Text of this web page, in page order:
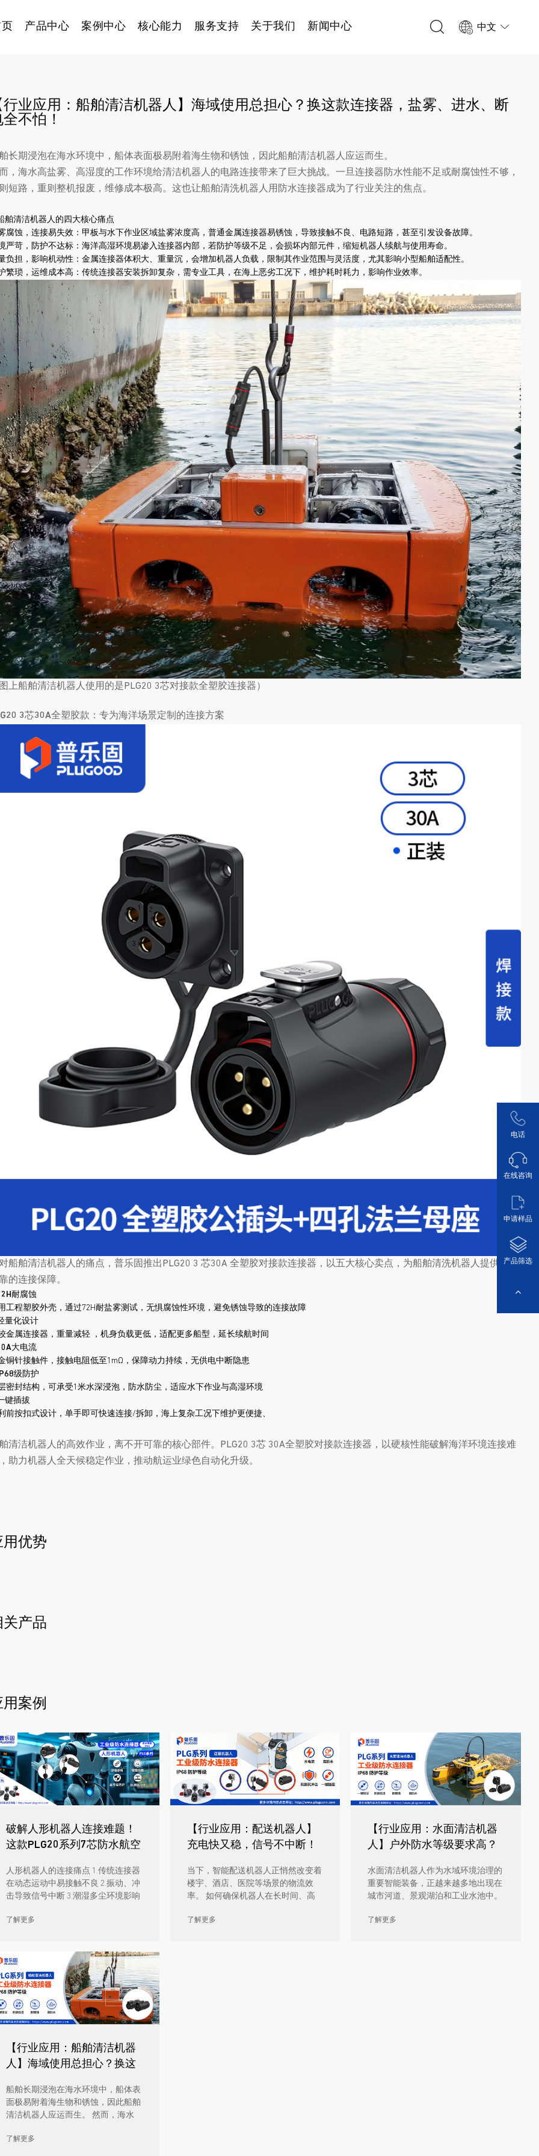
中文
产品中心 案例中心 核心能力 服务支持 关于我们 新闻中心
行业应用：船舶清洁机器人】海域使用总担心？换这款连接器，盐雾、进水、断
不怕！
长期浸泡在海水环境中，船体表面极易附着海生物和锈蚀，因此船舶清洁机器人应运而生。
，海水高盐雾、高湿度的工作环境给清洁机器人的电路连接带来了巨大挑战。一旦连接器防水性能不足或耐腐蚀性不够，
短路，重则整机报废，维修成本极高。这也让船舶清洗机器人用防水连接器成为了行业关注的焦点。
舶清洁机器人的四大核心痛点
腐蚀，连接易失效 ：甲板与水下作业区域盐雾浓度高，普通金属连接器易锈蚀，导致接触不良、电路短路，甚至引发设备故障。
严苛，防护不达标 ：海洋高湿环境易渗入连接器内部，若防护等级不足，会损坏内部元件，缩短机器人续航与使用寿命。
负担，影响机动性 ：金属连接器体积大、重量沉，会增加机器人负载，限制其作业范围与灵活度，尤其影响小型船舶适配性。
繁琐，运维成本高 ：传统连接器安装拆卸复杂，需专业工具，在海上恶劣工况下，维护耗时耗力，影响作业效率。
上船舶清洁机器人使用的是PLG20 3芯对接款全塑胶连接器）
3芯30A全塑胶款： 专为海洋场景定制的连接方案
船舶清洁机器人的痛点，普乐固推出PLG20 3 芯30A 全塑胶对接款连接器，以五大核心卖点，为船舶清洗机器人提供稳定
的连接保障。
耐腐蚀
工程塑胶外壳，通过72H耐盐雾测试，无惧腐蚀性环境，避免锈蚀导致的连接故障
量化设计
金属连接器，重量减轻 ，机身负载更低，适配更多船型，延长续航时间
大电流
铜针接触件，接触电阻低至1mΩ，保障动力持续，无供电中断隐患
级防护
密封结构，可承受1米水深浸泡，防水防尘，适应水下作业与高湿环境
键插拔
前按扣式设计，单手即可快速连接/拆卸，海上复杂工况下维护更便捷、
清洁机器人的高效作业，离不开可靠的核心部件。PLG20 3芯 30A全塑胶对接款连接器，以硬核性能破解海洋环境连接难
助力机器人全天候稳定作业，推动航运业绿色自动化升级。
用优势
关产品
用案例
破解人形机器人连接难题！
这款PLG20系列7芯防水航空
人形机器人的连接痛点 1.传统连接器
在动态运动中易接触不良 2.振动、冲
击导致信号中断 3.潮湿多尘环境影响
了解更多
【行业应用：配送机器人】
充电快又稳，信号不中断！
器？
当下，智能配送机器人正悄然改变着
楼宇、酒店、医院等场景的物流效
率。 如何确保机器人在长时间、高
了解更多
【行业应用：水面清洁机器
人】户外防水等级要求高？
水面清洁机器人作为水域环境治理的
重要智能装备，正越来越多地出现在
城市河道、景观湖泊和工业水池中。
了解更多
【行业应用：船舶清洁机器
人】海域使用总担心？换这
电全不怕！
船舶长期浸泡在海水环境中，船体表
面极易附着海生物和锈蚀，因此船舶
清洁机器人应运而生。 然而，海水
了解更多
电话
在线咨询
申请样品
产品筛选